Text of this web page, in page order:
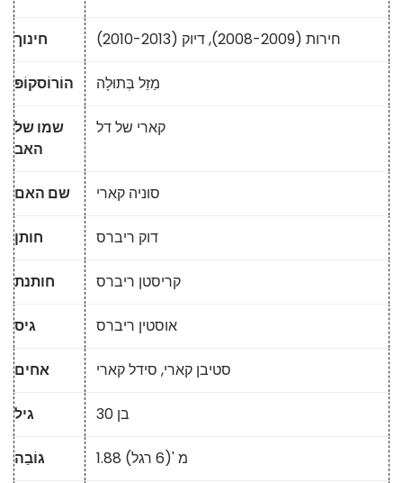
חינוך חירות (2008-2009), דיוק (2010-2013)
הוֹרוֹסקוֹפּ מַזַל בְּתוּלָה
שמו של
האב
קארי של דל
שם האם סוניה קארי
חותן דוק ריברס
חותנת קריסטן ריברס
גיס אוסטין ריברס
אחים סטיבן קארי, סידל קארי
גיל בן 30
גוֹבַה 1.88 מ '(6 רגל)